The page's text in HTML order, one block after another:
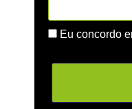
Eu concordo